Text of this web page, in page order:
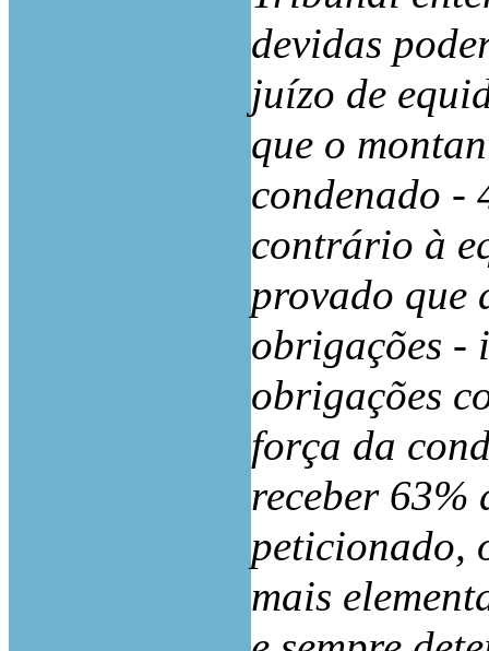
devidas
juízo de
que o
condenado -
contrário à
provado que
obrigações -
obrigações
força da
receber 63%
peticionado,
mais